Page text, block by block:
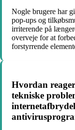
Nogle brugere har
pop-ups og
irriterende på
overveje for at
forstyrrende
Hvordan
tekniske